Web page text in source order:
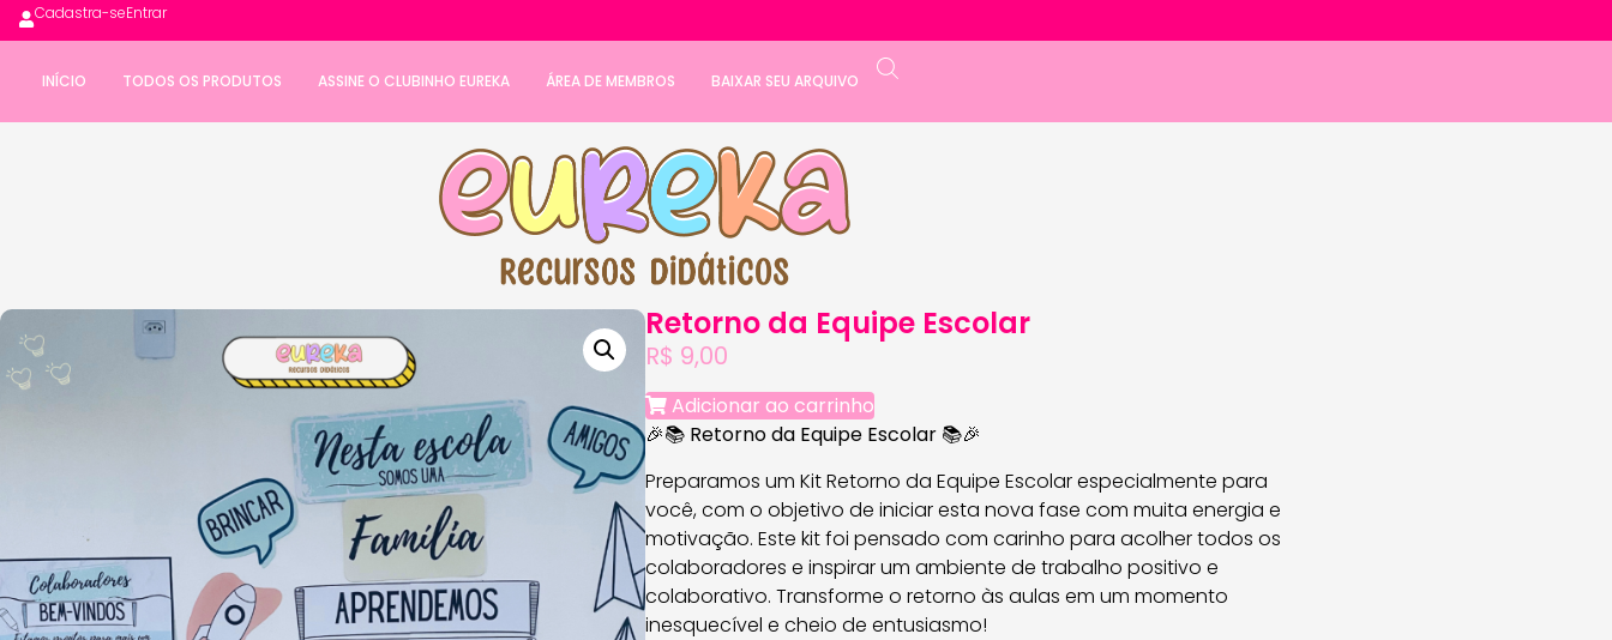
Cadastra-seEntrar
INÍCIO TODOS OS PRODUTOS ASSINE O CLUBINHO EUREKA ÁREA DE MEMBROS BAIXAR SEU ARQUIVO
Retorno da Equipe Escolar
R$ 9,00
Adicionar ao carrinho
🎉📚 Retorno da Equipe Escolar📚🎉
Preparamos um Kit Retorno da Equipe Escolar especialmente para
você, com o objetivo de iniciar esta nova fase com muita energia e
motivação. Este kit foi pensado com carinho para acolher todos os
colaboradores e inspirar um ambiente de trabalho positivo e
colaborativo. Transforme o retorno às aulas em um momento
inesquecível e cheio de entusiasmo!